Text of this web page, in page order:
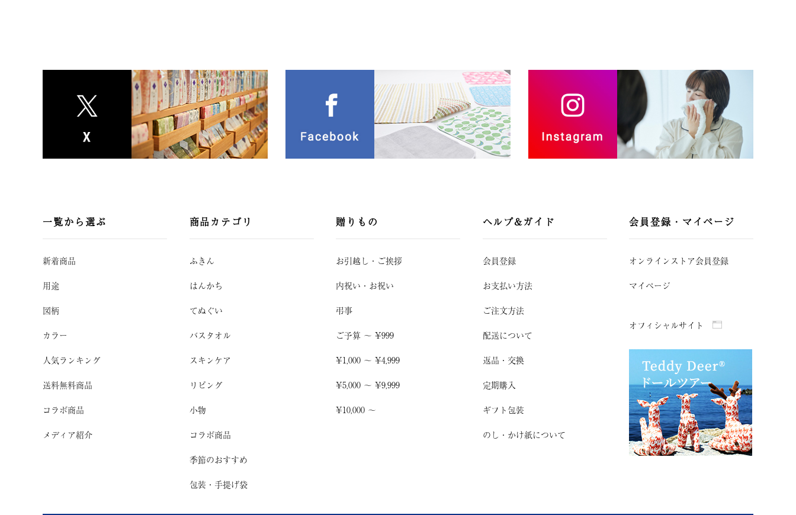
一覧から選ぶ
新着商品
用途
図柄
カラー
人気ランキング
送料無料商品
コラボ商品
メディア紹介
商品カテゴリ
ふきん
はんかち
てぬぐい
バスタオル
スキンケア
リビング
小物
コラボ商品
季節のおすすめ
包装・手提げ袋
贈りもの
お引越し ・ ご挨拶
内祝い・お祝い
弔事
ご予算 〜 ¥999
¥1,000 〜 ¥4,999
¥5,000 〜 ¥9,999
¥10,000 〜
ヘルプ&ガイド
会員登録
お支払い方法
ご注文方法
配送について
返品・交換
定期購入
ギフト包装
のし・かけ紙について
会員登録・マイページ
オンラインストア会員登録
マイページ
オフィシャルサイト